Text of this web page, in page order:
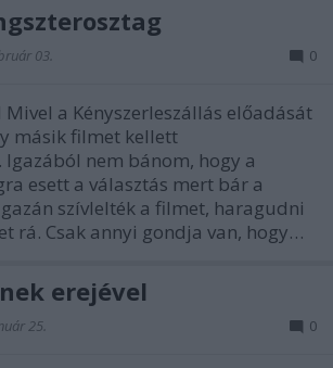
03. 0
Mivel a Kényszerleszállás előadását
másik filmet kellett
nem bánom, hogy a
esett a választás mert bár a
szívlelték a filmet, haragudni
rá. Csak annyi gondja van, hogy…
erejével
25. 0